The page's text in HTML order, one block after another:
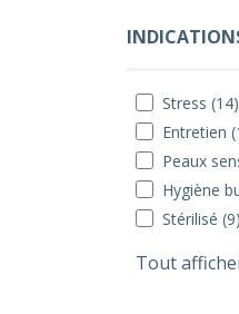
Stress (14)
Entretien
Peaux
Hygiène
Stérilisé (9)
Tout